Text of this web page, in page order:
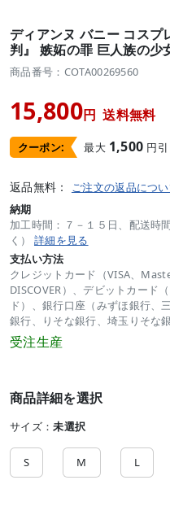
ディアンヌ バニー コスプ
判』 嫉妬の罪 巨人族の
商品番号：COTA00269560
15,800円 送料無料
クーポン: 最大 1,500 円引
返品無料： ご注文の返品につ
納期
加工時間：７－１５日、配送時
く） 詳細を見る
支払い方法
クレジットカード（VISA、
DISCOVER）、デビットカード
ド）、銀行口座（みずほ銀行、
銀行、りそな銀行、埼玉りそな
受注生産
商品詳細を選択
サイズ：未選択
S M L